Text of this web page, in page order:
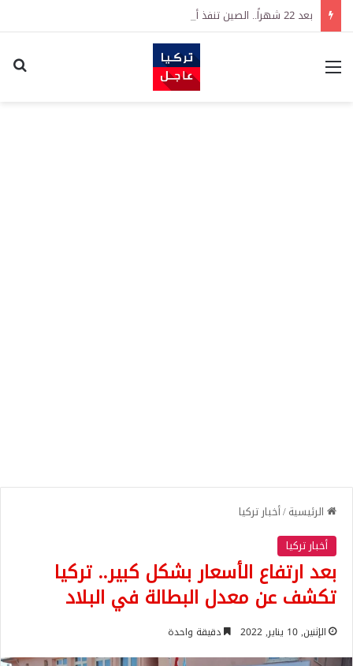
القائمة
الرئيسية/أخبار تركيا
أخبار تركيا
بعد ارتفاع الأسعار بشكل كبير.. تركيا
تكشف عن معدل البطالة في البلاد
الإثنين, 10 يناير, 2022 دقيقة واحدة